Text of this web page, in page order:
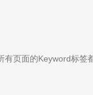
页面的Keyword标签